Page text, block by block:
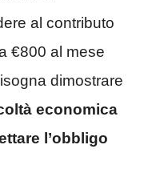
al contributo
€800 al mese
dimostrare
economica
l’obbligo